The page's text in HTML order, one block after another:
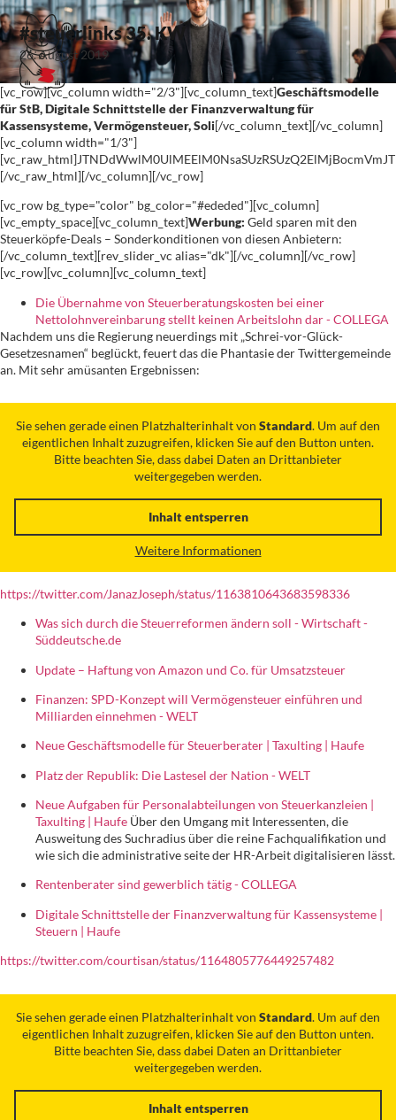
#steuerlinks 35. KW
26. August 2019
[vc_row][vc_column width="2/3"][vc_column_text]Geschäftsmodelle
für StB, Digitale Schnittstelle der Finanzverwaltung für
Kassensysteme, Vermögensteuer, Soli[/vc_column_text][/vc_column]
[vc_column width="1/3"]
[/vc_raw_html][/vc_column][/vc_row]
[vc_row bg_type="color" bg_color="#ededed"][vc_column]
[vc_empty_space][vc_column_text]Werbung: Geld sparen mit den
Steuerköpfe-Deals – Sonderkonditionen von diesen Anbietern:
[/vc_column_text][rev_slider_vc alias="dk"][/vc_column][/vc_row]
[vc_row][vc_column][vc_column_text]
Die Übernahme von Steuerberatungskosten bei einer
Nettolohnvereinbarung stellt keinen Arbeitslohn dar - COLLEGA
Nachdem uns die Regierung neuerdings mit „Schrei-vor-Glück-
Gesetzesnamen“ beglückt, feuert das die Phantasie der Twittergemeinde
an. Mit sehr amüsanten Ergebnissen:
Sie sehen gerade einen Platzhalterinhalt von Standard. Um auf den
eigentlichen Inhalt zuzugreifen, klicken Sie auf den Button unten.
Bitte beachten Sie, dass dabei Daten an Drittanbieter
weitergegeben werden.
Inhalt entsperren
Weitere Informationen
https://twitter.com/JanazJoseph/status/1163810643683598336
Was sich durch die Steuerreformen ändern soll - Wirtschaft -
Süddeutsche.de
Update – Haftung von Amazon und Co. für Umsatzsteuer
Finanzen: SPD-Konzept will Vermögensteuer einführen und
Milliarden einnehmen - WELT
Neue Geschäftsmodelle für Steuerberater | Taxulting | Haufe
Platz der Republik: Die Lastesel der Nation - WELT
Neue Aufgaben für Personalabteilungen von Steuerkanzleien |
Taxulting | Haufe Über den Umgang mit Interessenten, die
Ausweitung des Suchradius über die reine Fachqualifikation und
wie sich die administrative seite der HR-Arbeit digitalisieren lässt.
Rentenberater sind gewerblich tätig - COLLEGA
Digitale Schnittstelle der Finanzverwaltung für Kassensysteme |
Steuern | Haufe
https://twitter.com/courtisan/status/1164805776449257482
Sie sehen gerade einen Platzhalterinhalt von Standard. Um auf den
eigentlichen Inhalt zuzugreifen, klicken Sie auf den Button unten.
Bitte beachten Sie, dass dabei Daten an Drittanbieter
weitergegeben werden.
Inhalt entsperren